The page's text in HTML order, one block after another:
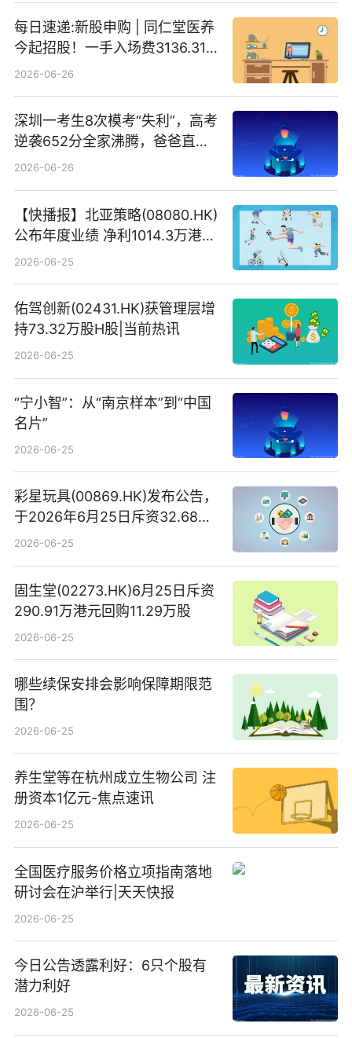
每日速递:新股申购 | 同仁堂医养
今起招股！一手入场费3136.31
港元
2026-06-26
深圳一考生8次模考“失利”，高考
逆袭652分全家沸腾，爸爸直呼
“没查错吧” 焦点简讯
2026-06-26
【快播报】北亚策略(08080.HK)
公布年度业绩 净利1014.3万港元
同比扭亏为盈
2026-06-25
佑驾创新(02431.HK)获管理层增
持73.32万股H股|当前热讯
2026-06-25
“宁小智”：从“南京样本”到“中国
名片”
2026-06-25
彩星玩具(00869.HK)发布公告，
于2026年6月25日斥资32.68万
港元回购68.4万股|焦点速讯
2026-06-25
固生堂(02273.HK)6月25日斥资
290.91万港元回购11.29万股
2026-06-25
哪些续保安排会影响保障期限范
围？
2026-06-25
养生堂等在杭州成立生物公司 注
册资本1亿元-焦点速讯
2026-06-25
全国医疗服务价格立项指南落地
研讨会在沪举行|天天快报
2026-06-25
今日公告透露利好：6只个股有
潜力利好
2026-06-25